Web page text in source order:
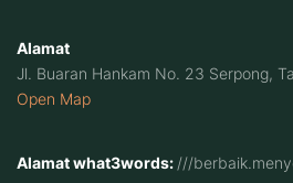
Alamat
Jl. Buaran Hankam No. 23 Serpong,
Open Map
Alamat what3words: ///